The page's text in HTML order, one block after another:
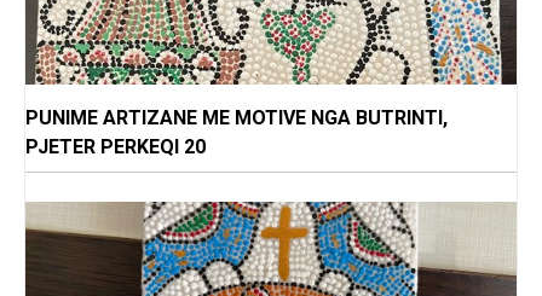
PUNIME ARTIZANE ME MOTIVE NGA BUTRINTI,
PJETER PERKEQI 20